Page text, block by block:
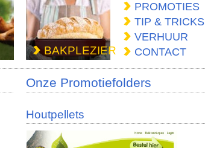
BAKPLEZIER
PROMOTIES
TIP & TRICKS
VERHUUR
CONTACT
Onze Promotiefolders
Houtpellets